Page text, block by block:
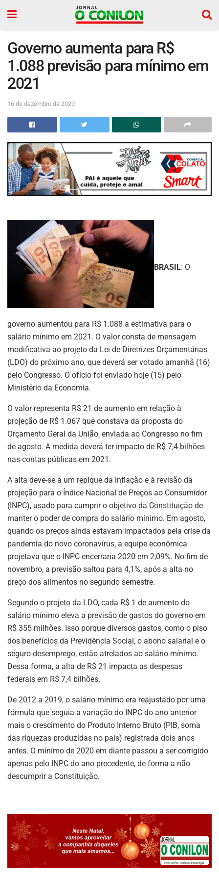
Governo aumenta para R$
1.088 previsão para mínimo em
2021
16 de dezembro de 2020
BRASIL: O
governo aumentou para R$ 1.088 a estimativa para o
salário mínimo em 2021. O valor consta de mensagem
modificativa ao projeto da Lei de Diretrizes Orçamentárias
(LDO) do próximo ano, que deverá ser votado amanhã (16)
pelo Congresso. O ofício foi enviado hoje (15) pelo
Ministério da Economia.
O valor representa R$ 21 de aumento em relação à
projeção de R$ 1.067 que constava da proposta do
Orçamento Geral da União, enviada ao Congresso no fim
de agosto. A medida deverá ter impacto de R$ 7,4 bilhões
nas contas públicas em 2021.
A alta deve-se a um repique da inflação e à revisão da
projeção para o Índice Nacional de Preços ao Consumidor
(INPC), usado para cumprir o objetivo da Constituição de
manter o poder de compra do salário mínimo. Em agosto,
quando os preços ainda estavam impactados pela crise da
pandemia do novo coronavírus, a equipe econômica
projetava que o INPC encerraria 2020 em 2,09%. No fim de
novembro, a previsão saltou para 4,1%, após a alta no
preço dos alimentos no segundo semestre.
Segundo o projeto da LDO, cada R$ 1 de aumento do
salário mínimo eleva a previsão de gastos do governo em
R$ 355 milhões. Isso porque diversos gastos, como o piso
dos benefícios da Previdência Social, o abono salarial e o
seguro-desemprego, estão atrelados ao salário mínimo.
Dessa forma, a alta de R$ 21 impacta as despesas
federais em R$ 7,4 bilhões.
De 2012 a 2019, o salário mínimo era reajustado por uma
fórmula que seguia a variação do INPC do ano anterior
mais o crescimento do Produto Interno Bruto (PIB, soma
das riquezas produzidas no país) registrada dois anos
antes. O mínimo de 2020 em diante passou a ser corrigido
apenas pelo INPC do ano precedente, de forma a não
descumprir a Constituição.